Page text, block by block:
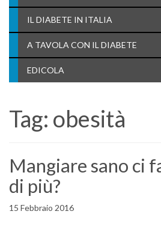
IL DIABETE IN ITALIA
A TAVOLA CON IL DIABETE
EDICOLA
Tag: obesità
Mangiare sano ci
di più?
15 Febbraio 2016